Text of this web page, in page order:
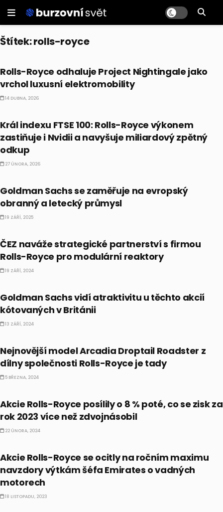
Štítek:rolls-royce
Rolls-Royce odhaluje Project Nightingale jako
vrchol luxusní elektromobility
14 DUBNA, 2026
Král indexu FTSE 100: Rolls-Royce výkonem
zastiňuje i Nvidii a navyšuje miliardový zpětný
odkup
27 ÚNORA, 2026
Goldman Sachs se zaměřuje na evropský
obranný a letecký průmysl
19 ZÁŘÍ, 2025
ČEZ naváže strategické partnerství s firmou
Rolls-Royce pro modulární reaktory
19 ZÁŘÍ, 2024
Goldman Sachs vidí atraktivitu u těchto akcií
kótovaných v Británii
13 ZÁŘÍ, 2024
Nejnovější model Arcadia Droptail Roadster z
dílny společnosti Rolls-Royce je tady
5 BŘEZNA, 2024
Akcie Rolls-Royce posílily o 8 % poté, co se zisk za
rok 2023 více než zdvojnásobil
22 ÚNORA, 2024
Akcie Rolls-Royce se ocitly na ročním maximu
navzdory výtkám šéfa Emirates o vadných
motorech
18 LISTOPADU, 2023